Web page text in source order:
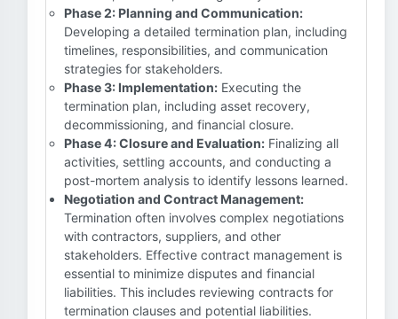
Phase 2: Planning and Communication:
Developing a detailed termination plan, including
timelines, responsibilities, and communication
strategies for stakeholders.
Phase 3: Implementation: Executing the
termination plan, including asset recovery,
decommissioning, and financial closure.
Phase 4: Closure and Evaluation: Finalizing all
activities, settling accounts, and conducting a
post-mortem analysis to identify lessons learned.
Negotiation and Contract Management:
Termination often involves complex negotiations
with contractors, suppliers, and other
stakeholders. Effective contract management is
essential to minimize disputes and financial
liabilities. This includes reviewing contracts for
termination clauses and potential liabilities.